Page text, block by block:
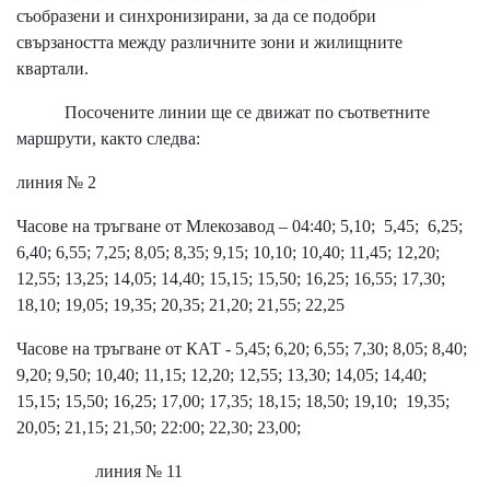
съобразени и синхронизирани, за да се подобри
свързаността между различните зони и жилищните
квартали.
Посочените линии ще се движат по съответните
маршрути, както следва:
линия № 2
Часове на тръгване от Млекозавод – 04:40; 5,10; 5,45; 6,25;
6,40; 6,55; 7,25; 8,05; 8,35; 9,15; 10,10; 10,40; 11,45; 12,20;
12,55; 13,25; 14,05; 14,40; 15,15; 15,50; 16,25; 16,55; 17,30;
18,10; 19,05; 19,35; 20,35; 21,20; 21,55; 22,25
Часове на тръгване от КАТ - 5,45; 6,20; 6,55; 7,30; 8,05; 8,40;
9,20; 9,50; 10,40; 11,15; 12,20; 12,55; 13,30; 14,05; 14,40;
15,15; 15,50; 16,25; 17,00; 17,35; 18,15; 18,50; 19,10; 19,35;
20,05; 21,15; 21,50; 22:00; 22,30; 23,00;
линия № 11